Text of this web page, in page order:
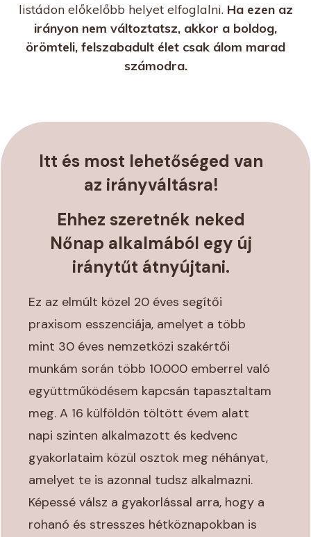
listádon előkelőbb helyet elfoglalni. Ha ezen az
irányon nem változtatsz, akkor a boldog,
örömteli, felszabadult élet csak álom marad
számodra.
Itt és most lehetőséged van
az irányváltásra!
Ehhez szeretnék neked
Nőnap alkalmából egy új
iránytűt átnyújtani.
Ez az elmúlt közel 20 éves segítői
praxisom esszenciája, amelyet a több
mint 30 éves nemzetközi szakértői
munkám során több 10.000 emberrel való
együttműködésem kapcsán tapasztaltam
meg. A 16 külföldön töltött évem alatt
napi szinten alkalmazott és kedvenc
gyakorlataim közül osztok meg néhányat,
amelyet te is azonnal tudsz alkalmazni.
Képessé válsz a gyakorlással arra, hogy a
rohanó és stresszes hétköznapokban is